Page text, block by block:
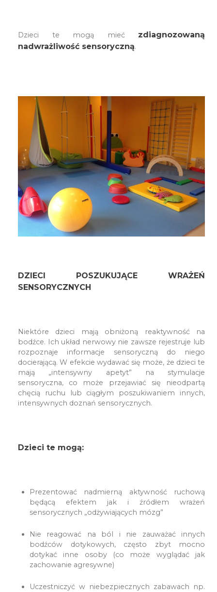
Dzieci te mogą mieć zdiagnozowaną
nadwrażliwość sensoryczną.
DZIECI POSZUKUJĄCE WRAŻEŃ
SENSORYCZNYCH
Niektóre dzieci mają obniżoną reaktywność na
bodźce. Ich układ nerwowy nie zawsze rejestruje lub
rozpoznaje informacje sensoryczną do niego
docierającą. W efekcie wydawać się może, że dzieci te
mają „intensywny apetyt” na stymulacje
sensoryczna, co może przejawiać się nieodpartą
chęcią ruchu lub ciągłym poszukiwaniem innych,
intensywnych doznań sensorycznych.
Dzieci te mogą:
Prezentować nadmierną aktywność ruchową
będącą efektem jak i źródłem wrażeń
sensorycznych „odżywiających mózg”
Nie reagować na ból i nie zauważać innych
bodźców dotykowych, często zbyt mocno
dotykać inne osoby (co może wyglądać jak
zachowanie agresywne)
Uczestniczyć w niebezpiecznych zabawach np.